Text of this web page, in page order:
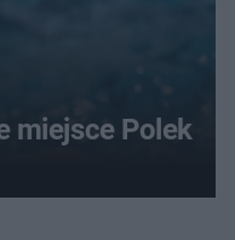
miejsce Polek